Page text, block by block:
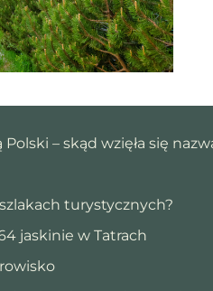
– skąd wzięła się
turystycznych?
jaskinie w Tatrach